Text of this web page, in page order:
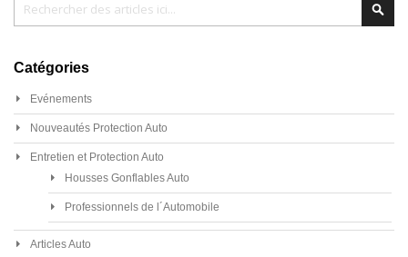
Catégories
Evénements
Nouveautés Protection Auto
Entretien et Protection Auto
Housses Gonflables Auto
Professionnels de l´Automobile
Articles Auto